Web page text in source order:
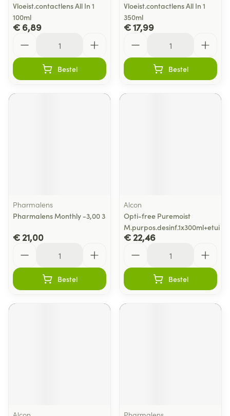
Vloeist.contactlens All In 1
100ml
€ 6,89
Bestel
Vloeist.contactlens All In 1
350ml
€ 17,99
Bestel
Pharmalens
Pharmalens Monthly -3,00 3
€ 21,00
Bestel
Alcon
Opti-free Puremoist
M.purpos.desinf.1x300ml+etui
€ 22,46
Bestel